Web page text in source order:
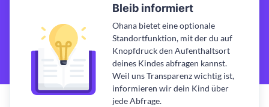
Bleib informiert
Ohana bietet eine optionale
Standortfunktion, mit der du auf
Knopfdruck den Aufenthaltsort
deines Kindes abfragen kannst.
Weil uns Transparenz wichtig ist,
informieren wir dein Kind über
jede Abfrage.